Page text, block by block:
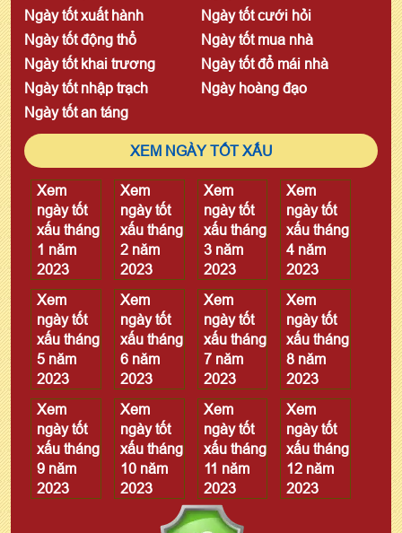
Ngày tốt xuất hành
Ngày tốt cưới hỏi
Ngày tốt động thổ
Ngày tốt mua nhà
Ngày tốt khai trương
Ngày tốt đổ mái nhà
Ngày tốt nhập trạch
Ngày hoàng đạo
Ngày tốt an táng
XEM NGÀY TỐT XẤU
Xem
ngày tốt
xấu tháng
1 năm
2023
Xem
ngày tốt
xấu tháng
2 năm
2023
Xem
ngày tốt
xấu tháng
3 năm
2023
Xem
ngày tốt
xấu tháng
4 năm
2023
Xem
ngày tốt
xấu tháng
5 năm
2023
Xem
ngày tốt
xấu tháng
6 năm
2023
Xem
ngày tốt
xấu tháng
7 năm
2023
Xem
ngày tốt
xấu tháng
8 năm
2023
Xem
ngày tốt
xấu tháng
9 năm
2023
Xem
ngày tốt
xấu tháng
10 năm
2023
Xem
ngày tốt
xấu tháng
11 năm
2023
Xem
ngày tốt
xấu tháng
12 năm
2023